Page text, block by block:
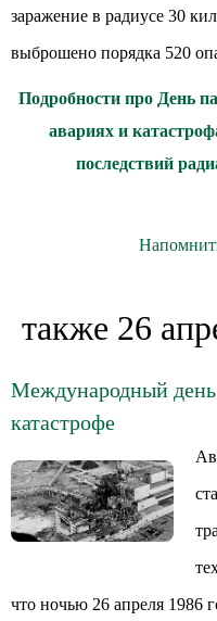
заражение в радиусе 30
выброшено порядка 520
Подробности про День
авариях и
последствий
также 26
Международный
катастрофе
что ночью 26 апреля 1986